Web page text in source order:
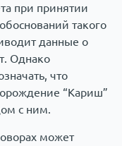
при принятии
такого
данные о
Однако
что
“Кариш”
с ним.
может